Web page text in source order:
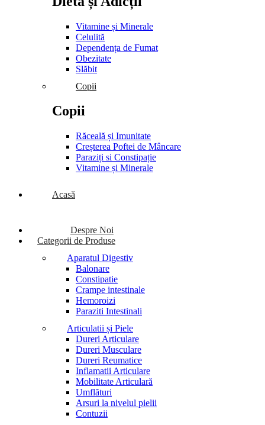
Vitamine și Minerale
Celulită
Dependența de Fumat
Obezitate
Slăbit
Copii
Copii
Răceală și Imunitate
Creșterea Poftei de Mâncare
Paraziți si Constipație
Vitamine și Minerale
Acasă
Despre Noi
Categorii de Produse
Aparatul Digestiv
Balonare
Constipatie
Crampe intestinale
Hemoroizi
Paraziti Intestinali
Articulatii și Piele
Dureri Articulare
Dureri Musculare
Dureri Reumatice
Inflamatii Articulare
Mobilitate Articulară
Umflături
Arsuri la nivelul pielii
Contuzii